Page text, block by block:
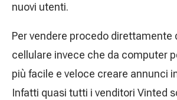
nuovi utenti.
Per vendere procedo direttamente
cellulare invece che da computer
più facile e veloce creare annunci
Infatti quasi tutti i venditori Vinted